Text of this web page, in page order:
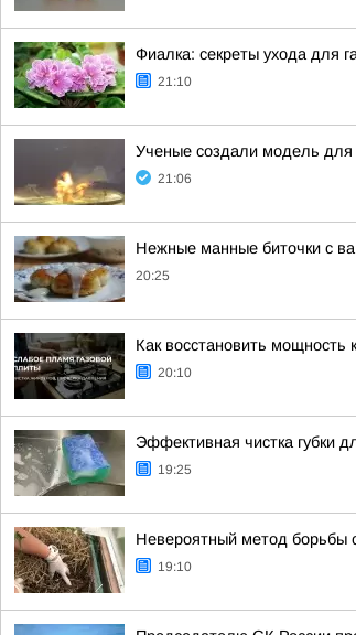
Фиалка: секреты ухода для
21:10
Ученые создали модель
21:06
Нежные манные биточки с
20:25
Как восстановить мощность
20:10
Эффективная чистка губки
19:25
Невероятный метод борьбы
19:10